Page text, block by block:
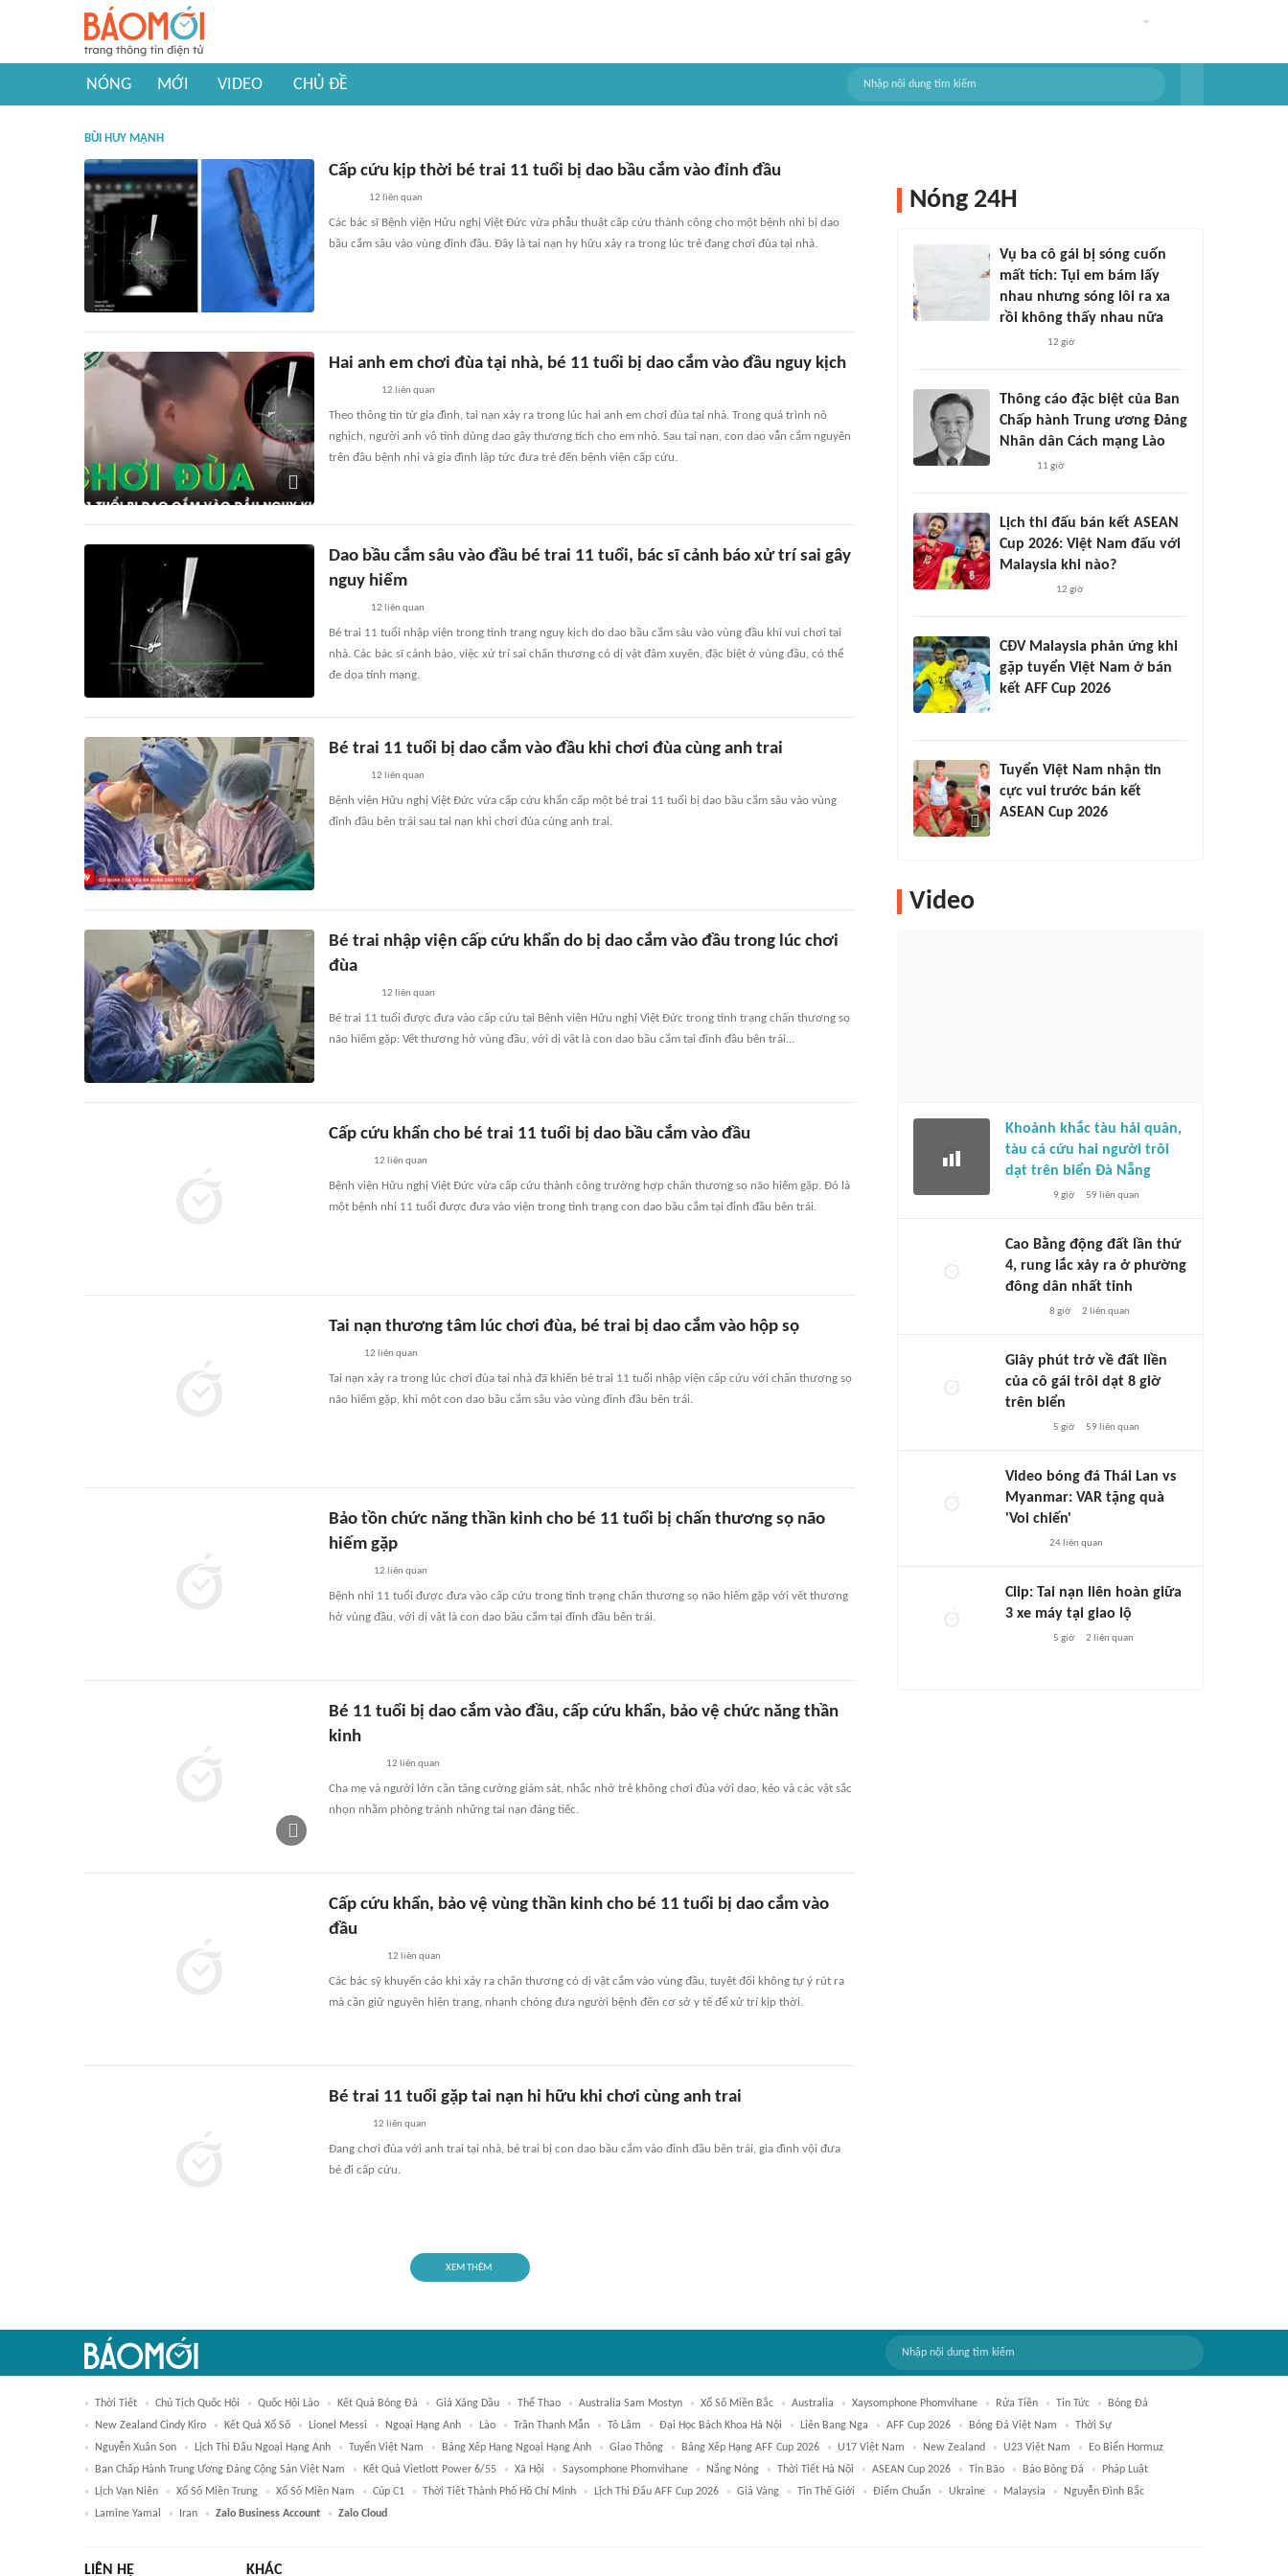
NÓNG MỚI VIDEO CHỦ ĐỀ
BÙI HUY MẠNH
Cấp cứu kịp thời bé trai 11 tuổi bị dao bầu cắm vào đỉnh đầu
12 liên quan
Các bác sĩ Bệnh viện Hữu nghị Việt Đức vừa phẫu thuật cấp cứu thành công cho một bệnh nhi bị dao
bầu cắm sâu vào vùng đỉnh đầu. Đây là tai nạn hy hữu xảy ra trong lúc trẻ đang chơi đùa tại nhà.
Hai anh em chơi đùa tại nhà, bé 11 tuổi bị dao cắm vào đầu nguy kịch
12 liên quan
Theo thông tin từ gia đình, tai nạn xảy ra trong lúc hai anh em chơi đùa tại nhà. Trong quá trình nô
nghịch, người anh vô tình dùng dao gây thương tích cho em nhỏ. Sau tai nạn, con dao vẫn cắm nguyên
trên đầu bệnh nhi và gia đình lập tức đưa trẻ đến bệnh viện cấp cứu.
Dao bầu cắm sâu vào đầu bé trai 11 tuổi, bác sĩ cảnh báo xử trí sai gây
nguy hiểm
12 liên quan
Bé trai 11 tuổi nhập viện trong tình trạng nguy kịch do dao bầu cắm sâu vào vùng đầu khi vui chơi tại
nhà. Các bác sĩ cảnh báo, việc xử trí sai chấn thương có dị vật đâm xuyên, đặc biệt ở vùng đầu, có thể
đe dọa tính mạng.
Bé trai 11 tuổi bị dao cắm vào đầu khi chơi đùa cùng anh trai
12 liên quan
Bệnh viện Hữu nghị Việt Đức vừa cấp cứu khẩn cấp một bé trai 11 tuổi bị dao bầu cắm sâu vào vùng
đỉnh đầu bên trái sau tai nạn khi chơi đùa cùng anh trai.
Bé trai nhập viện cấp cứu khẩn do bị dao cắm vào đầu trong lúc chơi
đùa
12 liên quan
Bé trai 11 tuổi được đưa vào cấp cứu tại Bệnh viện Hữu nghị Việt Đức trong tình trạng chấn thương sọ
não hiếm gặp: Vết thương hở vùng đầu, với dị vật là con dao bầu cắm tại đỉnh đầu bên trái...
Cấp cứu khẩn cho bé trai 11 tuổi bị dao bầu cắm vào đầu
12 liên quan
Bệnh viện Hữu nghị Việt Đức vừa cấp cứu thành công trường hợp chấn thương sọ não hiếm gặp. Đó là
một bệnh nhi 11 tuổi được đưa vào viện trong tình trạng con dao bầu cắm tại đỉnh đầu bên trái.
Tai nạn thương tâm lúc chơi đùa, bé trai bị dao cắm vào hộp sọ
12 liên quan
Tai nạn xảy ra trong lúc chơi đùa tại nhà đã khiến bé trai 11 tuổi nhập viện cấp cứu với chấn thương sọ
não hiếm gặp, khi một con dao bầu cắm sâu vào vùng đỉnh đầu bên trái.
Bảo tồn chức năng thần kinh cho bé 11 tuổi bị chấn thương sọ não
hiếm gặp
12 liên quan
Bệnh nhi 11 tuổi được đưa vào cấp cứu trong tình trạng chấn thương sọ não hiếm gặp với vết thương
hở vùng đầu, với dị vật là con dao bầu cắm tại đỉnh đầu bên trái.
Bé 11 tuổi bị dao cắm vào đầu, cấp cứu khẩn, bảo vệ chức năng thần
kinh
12 liên quan
Cha mẹ và người lớn cần tăng cường giám sát, nhắc nhở trẻ không chơi đùa với dao, kéo và các vật sắc
nhọn nhằm phòng tránh những tai nạn đáng tiếc.
Cấp cứu khẩn, bảo vệ vùng thần kinh cho bé 11 tuổi bị dao cắm vào
đầu
12 liên quan
Các bác sỹ khuyến cáo khi xảy ra chấn thương có dị vật cắm vào vùng đầu, tuyệt đối không tự ý rút ra
mà cần giữ nguyên hiện trạng, nhanh chóng đưa người bệnh đến cơ sở y tế để xử trí kịp thời.
Bé trai 11 tuổi gặp tai nạn hi hữu khi chơi cùng anh trai
12 liên quan
Đang chơi đùa với anh trai tại nhà, bé trai bị con dao bầu cắm vào đỉnh đầu bên trái, gia đình vội đưa
bé đi cấp cứu.
XEM THÊM
Nóng 24H
Vụ ba cô gái bị sóng cuốn
mất tích: Tụi em bám lấy
nhau nhưng sóng lôi ra xa
rồi không thấy nhau nữa
12 giờ
Thông cáo đặc biệt của Ban
Chấp hành Trung ương Đảng
Nhân dân Cách mạng Lào
11 giờ
Lịch thi đấu bán kết ASEAN
Cup 2026: Việt Nam đấu với
Malaysia khi nào?
12 giờ
CĐV Malaysia phản ứng khi
gặp tuyển Việt Nam ở bán
kết AFF Cup 2026
Tuyển Việt Nam nhận tin
cực vui trước bán kết
ASEAN Cup 2026
Video
Khoảnh khắc tàu hải quân,
tàu cá cứu hai người trôi
dạt trên biển Đà Nẵng
9 giờ 59 liên quan
Cao Bằng động đất lần thứ
4, rung lắc xảy ra ở phường
đông dân nhất tỉnh
8 giờ 2 liên quan
Giây phút trở về đất liền
của cô gái trôi dạt 8 giờ
trên biển
5 giờ 59 liên quan
Video bóng đá Thái Lan vs
Myanmar: VAR tặng quà
'Voi chiến'
24liên quan
Clip: Tai nạn liên hoàn giữa
3 xe máy tại giao lộ
5 giờ 2 liên quan
Thời Tiết Chủ Tịch Quốc Hội Quốc Hội Lào Kết Quả Bóng Đá Giá Xăng Dầu Thể Thao Australia Sam Mostyn Xổ Số Miền Bắc Australia Xaysomphone Phomvihane Rửa Tiền Tin Tức
Bóng Đá
New Zealand Cindy Kiro
Kết Quả Xổ Số Lionel Messi Ngoại Hạng Anh Lào Trần Thanh Mẫn Tô Lâm Đại Học Bách Khoa Hà Nội Liên Bang Nga AFF Cup 2026 Bóng Đá Việt Nam
Thời Sự
Nguyễn Xuân Son
Lịch Thi Đấu Ngoại Hạng Anh Tuyển Việt Nam Bảng Xếp Hạng Ngoại Hạng Anh Giao Thông Bảng Xếp Hạng AFF Cup 2026 U17 Việt Nam New Zealand U23 Việt Nam
Eo Biển Hormuz
Ban Chấp Hành Trung Ương Đảng Cộng Sản Việt Nam
Kết Quả Vietlott Power 6/55 Xã Hội Saysomphone Phomvihane Nắng Nóng Thời Tiết Hà Nội ASEAN Cup 2026 Tin Bão Báo Bóng Đá
Pháp Luật
Lịch Vạn Niên
Xổ Số Miền Trung Xổ Số Miền Nam Cúp C1 Thời Tiết Thành Phố Hồ Chí Minh Lịch Thi Đấu AFF Cup 2026 Giá Vàng Tin Thế Giới Điểm Chuẩn Ukraine Malaysia
Nguyễn Đình Bắc
Lamine Yamal
Iran Zalo Business Account Zalo Cloud
LIÊN HỆ KHÁC